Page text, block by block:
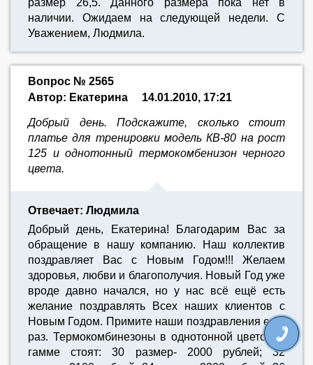
размер 26,5. Данного размера пока нет в
наличии. Ожидаем на следующей недели. С
Уважением, Людмила.
Вопрос № 2565
Автор: Екатерина
14.01.2010, 17:21
Добрый день. Подскажите, сколько стоит
платье для тренировки модель КВ-80 на рост
125 и однотонный термокомбенизон черного
цвета.
Отвечает: Людмила
Добрый день, Екатерина! Благодарим Вас за
обращение в нашу компанию. Наш коллектив
поздравляет Вас с Новым Годом!!! Желаем
здоровья, любви и благополучия. Новый Год уже
вроде давно начался, но у нас всё ещё есть
желание поздравлять Всех наших клиентов с
Новым Годом. Примите наши поздравления ещё
раз. Термокомбинезоны в однотонной цветовой
гамме стоят: 30 размер- 2000 рублей; 32